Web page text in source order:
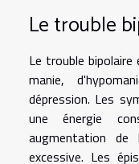
Le trouble
Le trouble bipolaire
manie,
dépression. Les
une énergie
augmentation
excessive. Les